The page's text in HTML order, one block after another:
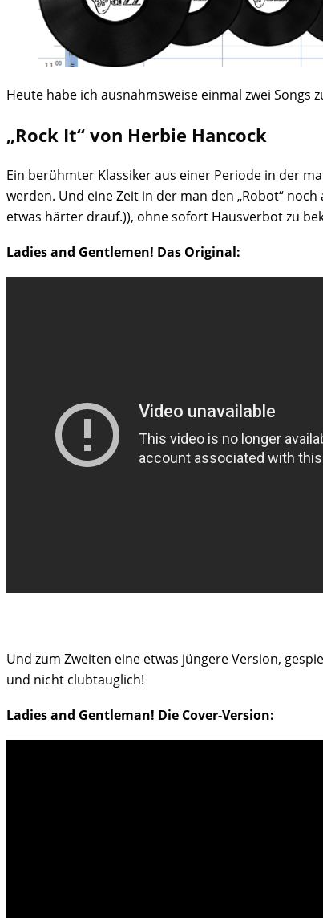
Heute habe ich ausnahmsweise einmal zwei Songs
„Rock It“ von Herbie Hancock
Ein berühmter Klassiker aus einer Periode in der
werden. Und eine Zeit in der man den „Robot“
etwas härter drauf.)), ohne sofort Hausverbot zu
Ladies and Gentlemen! Das Original:
Und zum Zweiten eine etwas jüngere Version,
und nicht clubtauglich!
Ladies and Gentleman! Die Cover-Version: